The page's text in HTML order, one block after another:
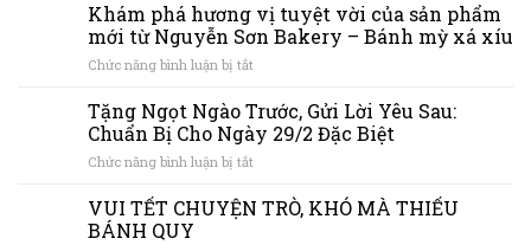
Càng
ăn
cuốn
chọn
lựa
bánh
ngọt
hợp
Khám phá hương vị tuyệt vời của sản phẩm
mới từ Nguyễn Sơn Bakery – Bánh mỳ xá xíu
Chức năng bình luận bị tắt
phá
hương
vị
tuyệt
của
Tặng Ngọt Ngào Trước, Gửi Lời Yêu Sau:
Chuẩn Bị Cho Ngày 29/2 Đặc Biệt
Chức năng bình luận bị tắt
Ngọt
Ngào
VUI TẾT CHUYỆN TRÒ, KHÓ MÀ THIẾU
BÁNH QUY